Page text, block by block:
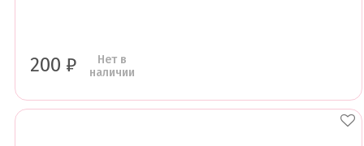
200 ₽
Нет в
наличии